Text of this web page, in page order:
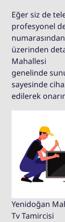
Eğer siz de
profesyonel
üzerinden
Mahallesi
genelinde
sayesinde
edilerek
Yenidoğan
Tv Tamircisi